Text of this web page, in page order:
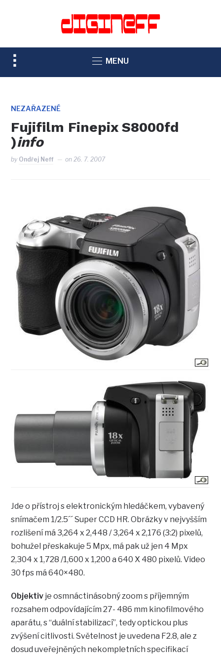
TOGGLE
SIDEBAR
NAVIGATION
MENU
NEZAŘAZENÉ
Fujifilm Finepix S8000fd
)info
by Ondřej Neff on26. 7. 2007
Jde o přístroj s elektronickým hledáčkem, vybavený
snímačem 1/2.5´´ Super CCD HR. Obrázky v nejvyšším
rozlišení má 3,264 x 2,448 / 3,264 x 2,176 (3:2) pixelů,
bohužel přeskakuje 5 Mpx, má pak už jen 4 Mpx
2,304 x 1,728 /1,600 x 1,200 a 640 X 480 pixelů. Video
30 fps má 640×480.
Objektiv je osmnáctinásobný zoom s příjemným
rozsahem odpovídajícím 27- 486 mm kinofilmového
aparátu, s “duální stabilizací”, tedy optickou plus
zvýšení citlivosti. Světelnost je uvedena F2.8, ale z
dosud uveřejněných nekompletních specifikací